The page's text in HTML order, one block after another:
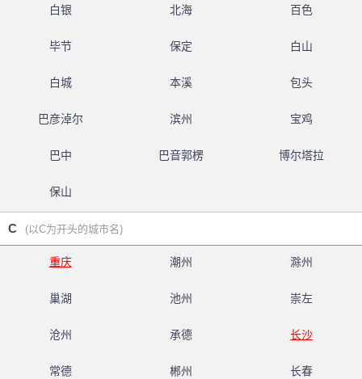
白银 北海 百色
毕节 保定 白山
白城 本溪 包头
巴彦淖尔 滨州 宝鸡
巴中 巴音郭楞 博尔塔拉
保山
C (以C为开头的城市名)
重庆 潮州 滁州
巢湖 池州 崇左
沧州 承德 长沙
常德 郴州 长春